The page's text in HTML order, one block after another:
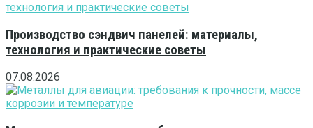
Производство сэндвич панелей: материалы,
технология и практические советы
07.08.2026